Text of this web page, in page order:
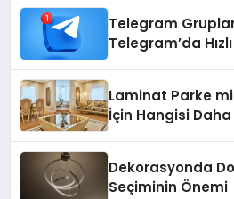
Telegram
Telegram’da
Laminat Parke
İçin Hangisi
Dekorasyonda
Seçiminin Önemi